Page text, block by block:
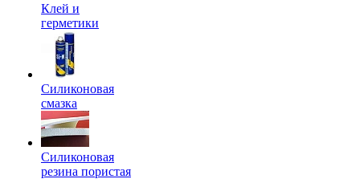
Клей и
герметики
Силиконовая
смазка
Силиконовая
резина пористая